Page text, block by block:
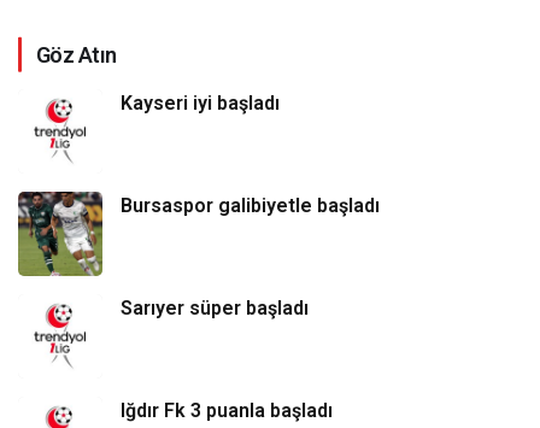
Göz Atın
Kayseri iyi başladı
Bursaspor galibiyetle başladı
Sarıyer süper başladı
Iğdır Fk 3 puanla başladı